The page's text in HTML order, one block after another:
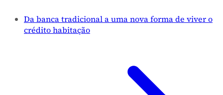
Da banca tradicional a uma nova forma de viver o
crédito habitação